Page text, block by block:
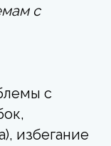
с
с
избегание